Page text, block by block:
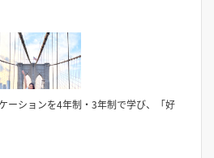
ーションを4年制・3年制で学び、「好